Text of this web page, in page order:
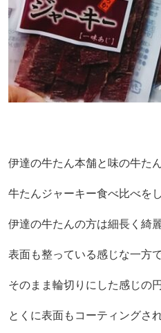
伊達の牛たん本舗と味の牛た
牛たんジャーキー食べ比べを
伊達の牛たんの方は細長く綺
表面も整っている感じな一方
そのまま輪切りにした感じの
とくに表面もコーティングさ